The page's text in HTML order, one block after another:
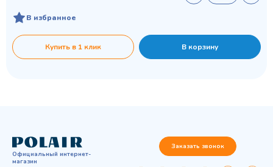
В избранное
Купить в 1 клик В корзину
Официальный интернет-
магазин
Заказать звонок